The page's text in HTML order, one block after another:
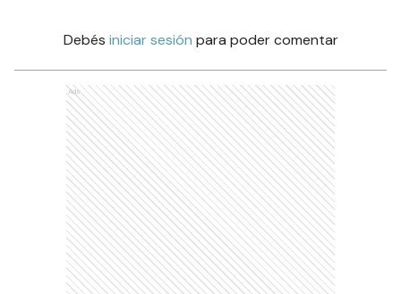
Debés iniciar sesión para poder comentar
Ads